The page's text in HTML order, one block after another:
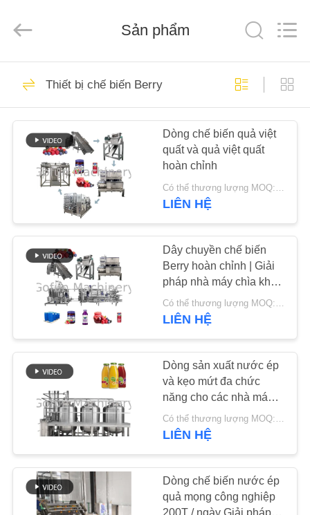
NHÀ
CÁC
SẢN
PHẨM
HƯỚNG
VỀ
CHÚNG
TÔI
THAM
QUAN
NHÀ
MÁY
Machinery
Rights
Dây chuyền chế
biến rau
Dây chuyền chế
biến cà chua
320
Dây chuyền chế
biến xoài
241
Sản phẩm
Thiết bị chế biến Berry
Dòng chế biến quả việt
quất và quả việt quất
hoàn chỉnh
Có thể thương lượng MOQ:1 bộ
LIÊN HỆ
Dây chuyền chế biến
Berry hoàn chỉnh | Giải
pháp nhà máy chìa khóa
trao tay cho nước ép &
xay nhuyễn
Có thể thương lượng MOQ:1 bộ
LIÊN HỆ
Dòng sản xuất nước ép
và kẹo mứt đa chức
năng cho các nhà máy
chế biến quả mọng
Có thể thương lượng MOQ:1 bộ
LIÊN HỆ
Dòng chế biến nước ép
quả mọng công nghiệp
200T / ngày Giải pháp